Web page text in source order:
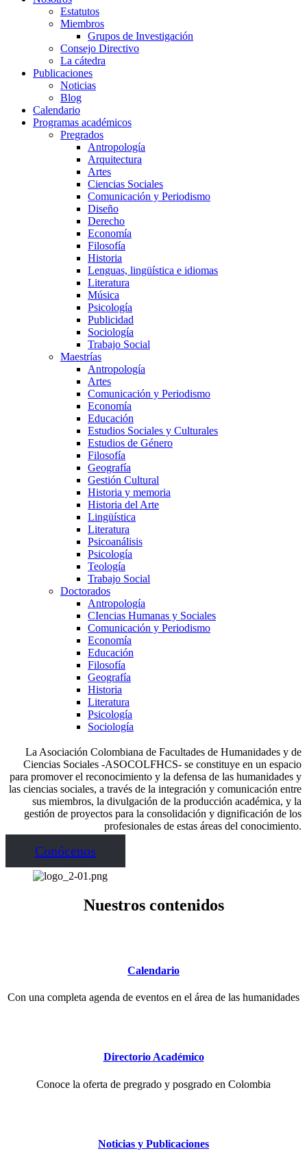
Estatutos
Miembros
Grupos de Investigación
Consejo Directivo
La cátedra
Publicaciones
Noticias
Blog
Calendario
Programas académicos
Pregrados
Antropología
Arquitectura
Artes
Ciencias Sociales
Comunicación y Periodismo
Diseño
Derecho
Economía
Filosofía
Historia
Lenguas, lingüística e idiomas
Literatura
Música
Psicología
Publicidad
Sociología
Trabajo Social
Maestrías
Antropología
Artes
Comunicación y Periodismo
Economía
Educación
Estudios Sociales y Culturales
Estudios de Género
Filosofía
Geografía
Gestión Cultural
Historia y memoria
Historia del Arte
Lingüística
Literatura
Psicoanálisis
Psicología
Teología
Trabajo Social
Doctorados
Antropología
CIencias Humanas y Sociales
Comunicación y Periodismo
Economía
Educación
Filosofía
Geografía
Historia
Literatura
Psicología
Sociología
La Asociación Colombiana de Facultades de Humanidades y de
Ciencias Sociales -ASOCOLFHCS- se constituye en un espacio
para promover el reconocimiento y la defensa de las humanidades y
las ciencias sociales, a través de la integración y comunicación entre
sus miembros, la divulgación de la producción académica, y la
gestión de proyectos para la consolidación y dignificación de los
profesionales de estas áreas del conocimiento.
Conócenos
Nuestros contenidos
Calendario
Con una completa agenda de eventos en el área de las humanidades
Directorio Académico
Conoce la oferta de pregrado y posgrado en Colombia
Noticias y Publicaciones